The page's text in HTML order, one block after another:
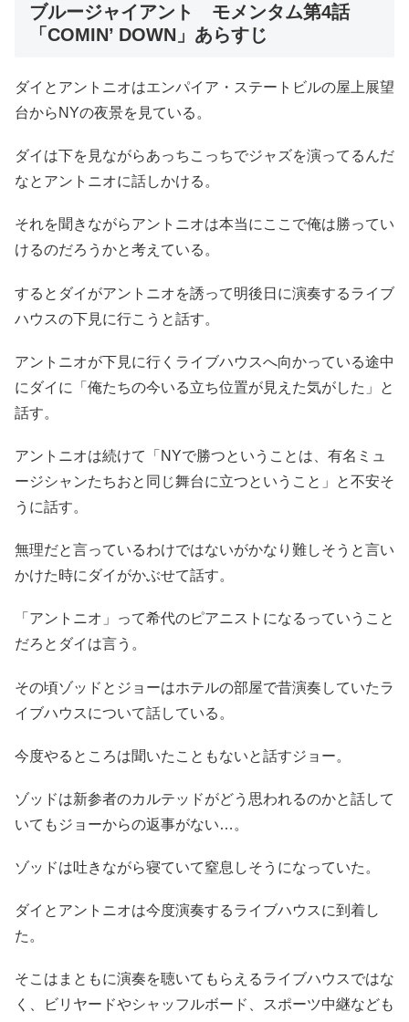
ブルージャイアント モメンタム第4話
「COMIN’ DOWN」あらすじ
ダイとアントニオはエンパイア・ステートビルの屋上展望
台からNYの夜景を見ている。
ダイは下を見ながらあっちこっちでジャズを演ってるんだ
なとアントニオに話しかける。
それを聞きながらアントニオは本当にここで俺は勝ってい
けるのだろうかと考えている。
するとダイがアントニオを誘って明後日に演奏するライブ
ハウスの下見に行こうと話す。
アントニオが下見に行くライブハウスへ向かっている途中
にダイに「俺たちの今いる立ち位置が見えた気がした」と
話す。
アントニオは続けて「NYで勝つということは、有名ミュ
ージシャンたちおと同じ舞台に立つということ」と不安そ
うに話す。
無理だと言っているわけではないがかなり難しそうと言い
かけた時にダイがかぶせて話す。
「アントニオ」って希代のピアニストになるっていうこと
だろとダイは言う。
その頃ゾッドとジョーはホテルの部屋で昔演奏していたラ
イブハウスについて話している。
今度やるところは聞いたこともないと話すジョー。
ゾッドは新参者のカルテッドがどう思われるのかと話して
いてもジョーからの返事がない…。
ゾッドは吐きながら寝ていて窒息しそうになっていた。
ダイとアントニオは今度演奏するライブハウスに到着し
た。
そこはまともに演奏を聴いてもらえるライブハウスではな
く、ビリヤードやシャッフルボード、スポーツ中継なども